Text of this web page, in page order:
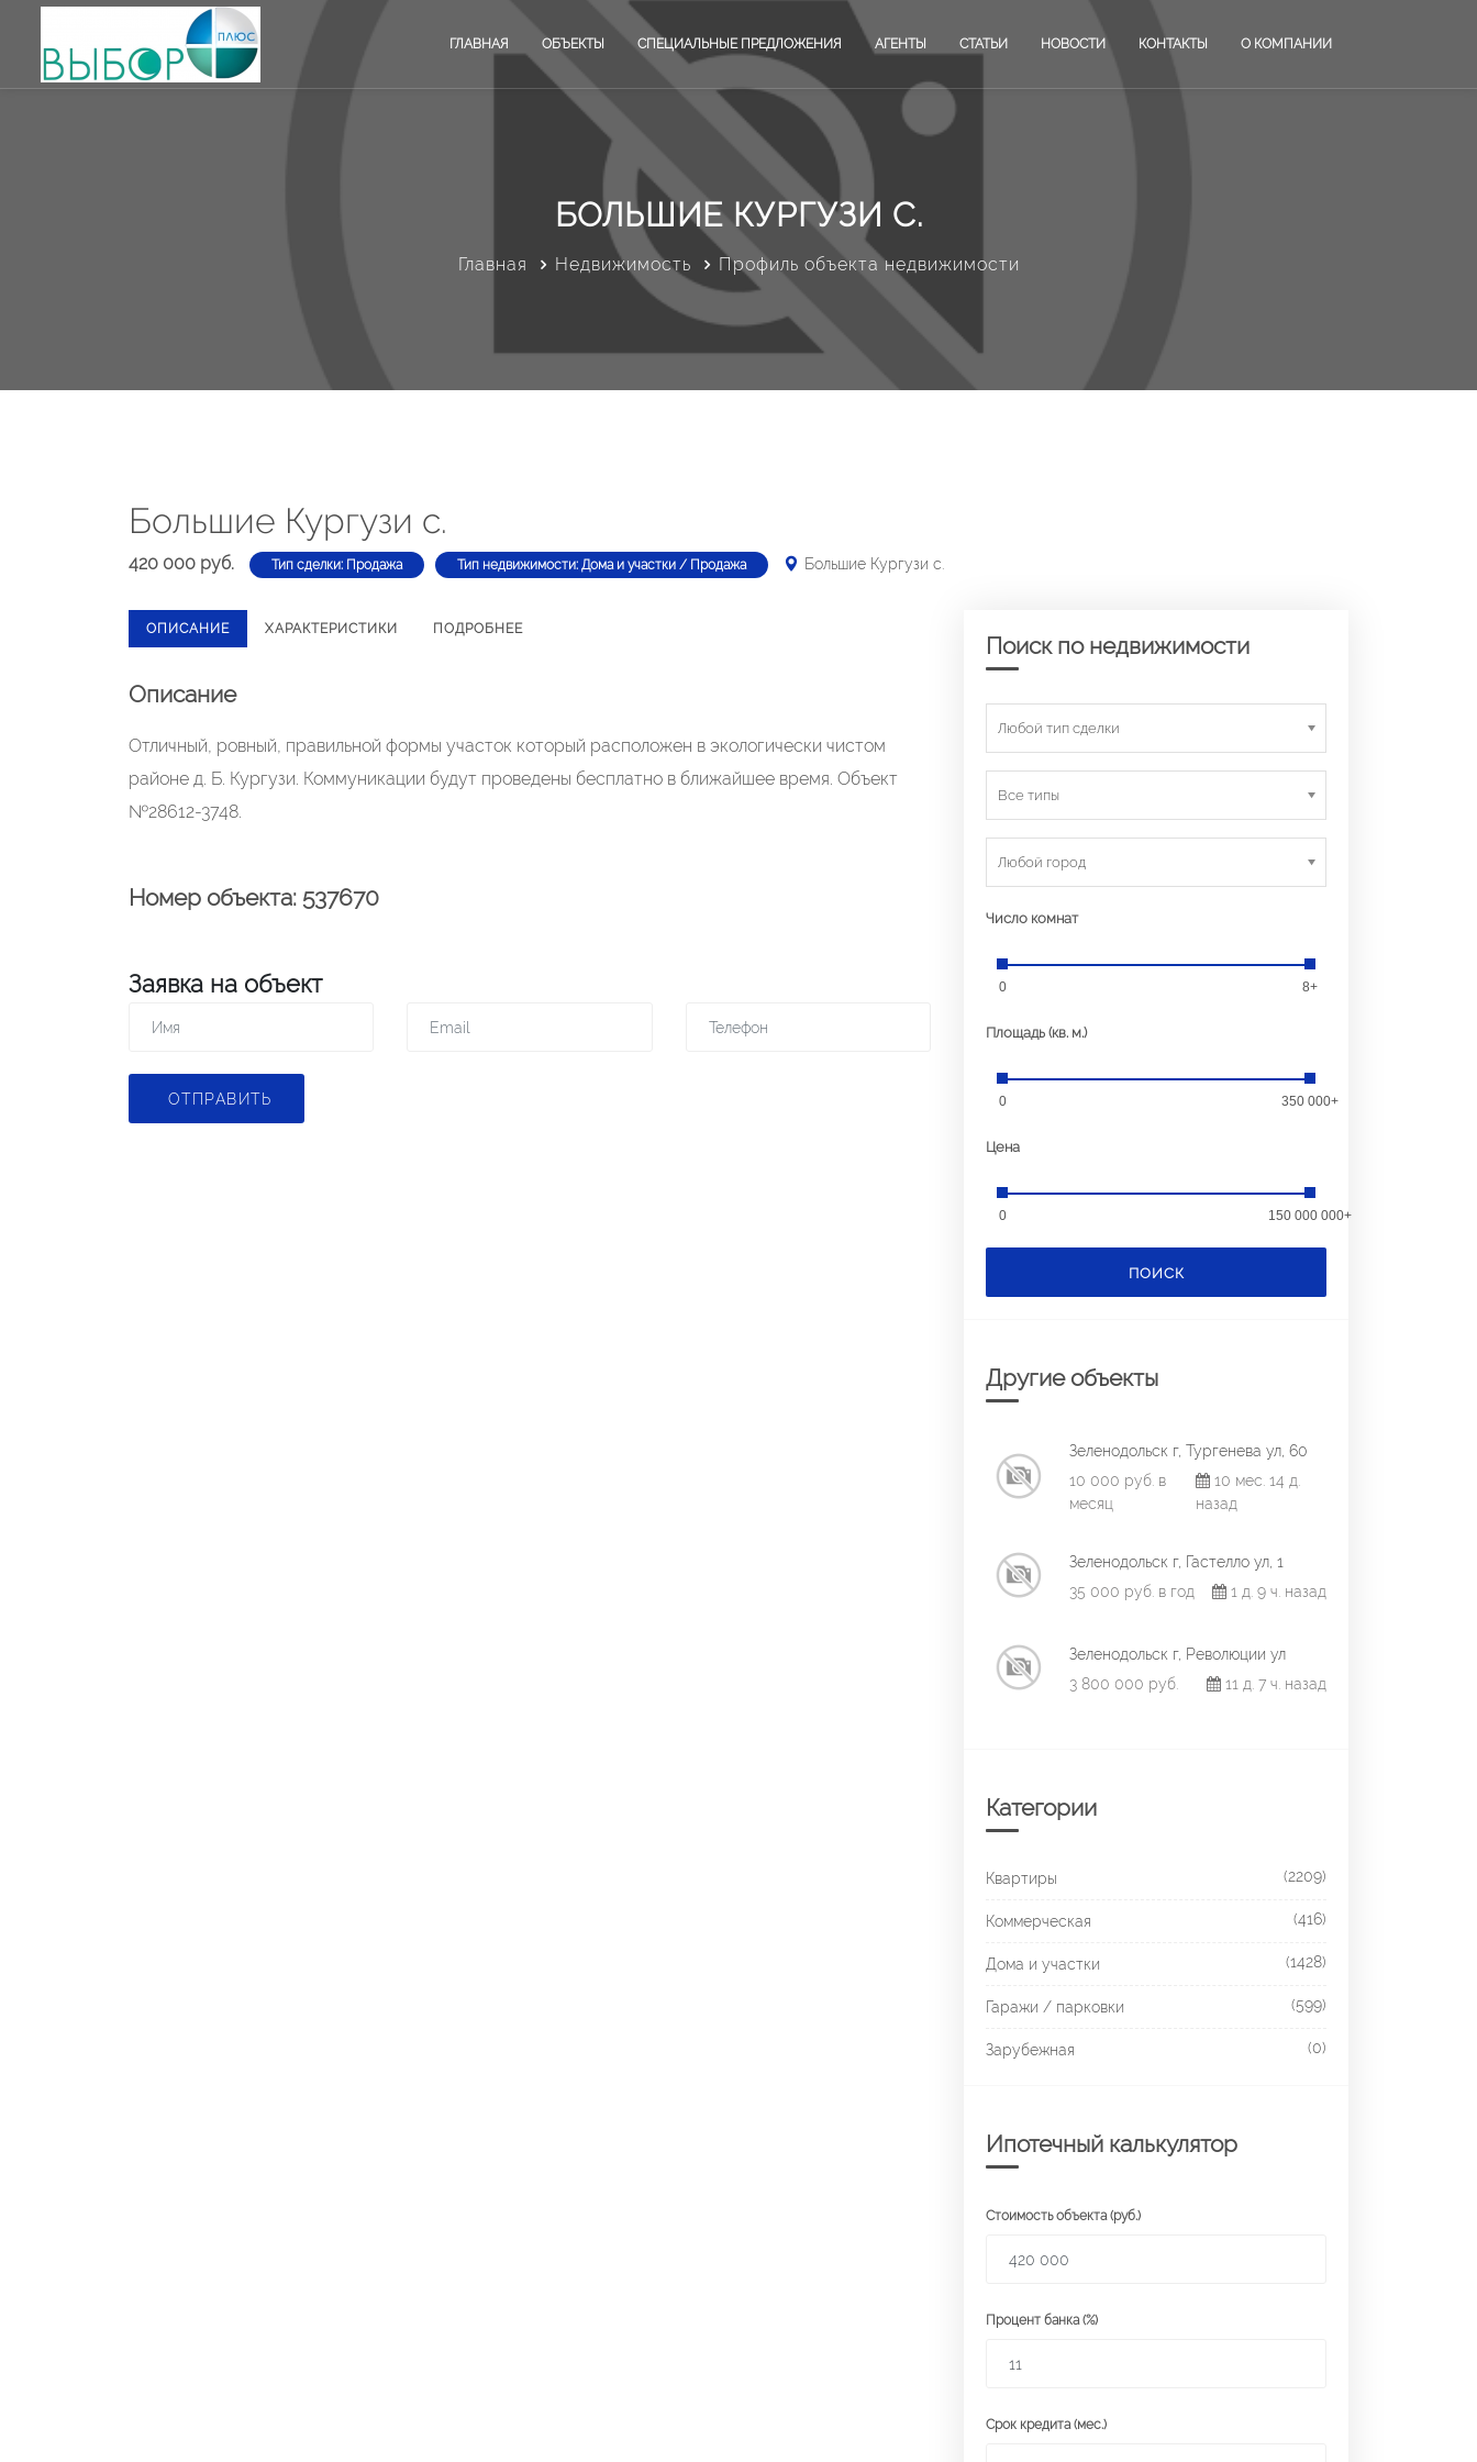
ГЛАВНАЯ ОБЪЕКТЫ СПЕЦИАЛЬНЫЕ ПРЕДЛОЖЕНИЯ АГЕНТЫ СТАТЬИ НОВОСТИ КОНТАКТЫ О КОМПАНИИ
БОЛЬШИЕ КУРГУЗИ С.
Главная Недвижимость Профиль объекта недвижимости
Большие Кургузи с.
420 000 руб. Тип сделки: Продажа Тип недвижимости: Дома и участки / Продажа Большие Кургузи с.
ОПИСАНИЕ ХАРАКТЕРИСТИКИ ПОДРОБНЕЕ
Описание
Отличный, ровный, правильной формы участок который расположен в экологически чистом
районе д. Б. Кургузи. Коммуникации будут проведены бесплатно в ближайшее время. Объект
№28612-3748.
Номер объекта: 537670
Заявка на объект
ОТПРАВИТЬ
Поиск по недвижимости
Любой тип сделки
Все типы
Любой город
Число комнат
0 8+
Площадь (кв. м.)
0 350 000+
Цена
0 150 000 000+
ПОИСК
Другие объекты
Зеленодольск г, Тургенева ул, 60
10 000 руб. в
месяц
10 мес. 14 д.
назад
Зеленодольск г, Гастелло ул, 1
35 000 руб. в год
1 д. 9 ч. назад
Зеленодольск г, Революции ул
3 800 000 руб.
11 д. 7 ч. назад
Категории
Квартиры (2209)
Коммерческая (416)
Дома и участки (1428)
Гаражи / парковки (599)
Зарубежная (0)
Ипотечный калькулятор
Стоимость объекта (руб.)
Процент банка (%)
Срок кредита (мес.)